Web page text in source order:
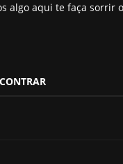
algo aqui te faça sorrir